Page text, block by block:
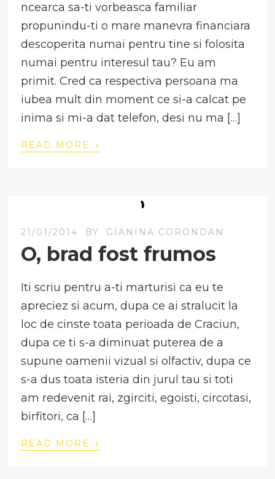
ncearca sa-ti vorbeasca familiar
propunindu-ti o mare manevra financiara
descoperita numai pentru tine si folosita
numai pentru interesul tau? Eu am
primit. Cred ca respectiva persoana ma
iubea mult din moment ce si-a calcat pe
inima si mi-a dat telefon, desi nu ma […]
READ MORE ›
21/01/2014 BY GIANINA CORONDAN
O, brad fost frumos
Iti scriu pentru a-ti marturisi ca eu te
apreciez si acum, dupa ce ai stralucit la
loc de cinste toata perioada de Craciun,
dupa ce ti s-a diminuat puterea de a
supune oamenii vizual si olfactiv, dupa ce
s-a dus toata isteria din jurul tau si toti
am redevenit rai, zgirciti, egoisti, circotasi,
birfitori, ca […]
READ MORE ›